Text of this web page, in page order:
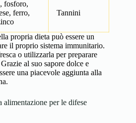
fosforo,
ferro,
Tannini
propria dieta può essere un
il proprio sistema immunitario.
o utilizzarla per preparare
al suo sapore dolce e
una piacevole aggiunta alla
alimentazione per le difese